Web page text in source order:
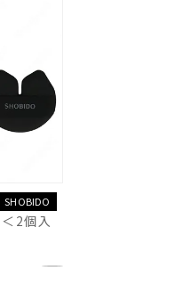
SHOBIDO
＜2個入